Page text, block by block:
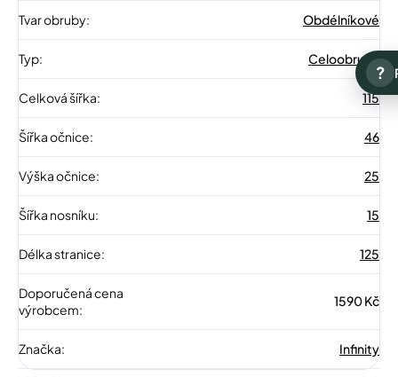
Tvar obruby: Obdélníkové
Typ: Celoobruba
Celková šířka: 115
Šířka očnice: 46
Výška očnice: 25
Šířka nosníku: 15
Délka stranice: 125
Doporučená cena
výrobcem:
1590 Kč
Značka: Infinity
?